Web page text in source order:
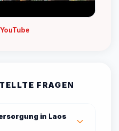
FRAGEN
in Laos